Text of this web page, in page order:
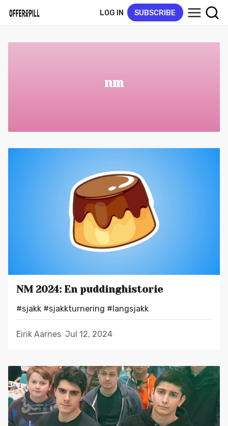
LOG IN SUBSCRIBE
nm
NM 2024: En puddinghistorie
#sjakk #sjakkturnering #langsjakk
Eirik Aarnes Jul 12, 2024